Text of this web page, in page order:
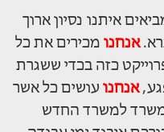
איתנו נסיון ארוך
אנחנו מכירים את כל
כזה בכדי ששגרת
אנחנו עושים כל אשר
למשרד החדש